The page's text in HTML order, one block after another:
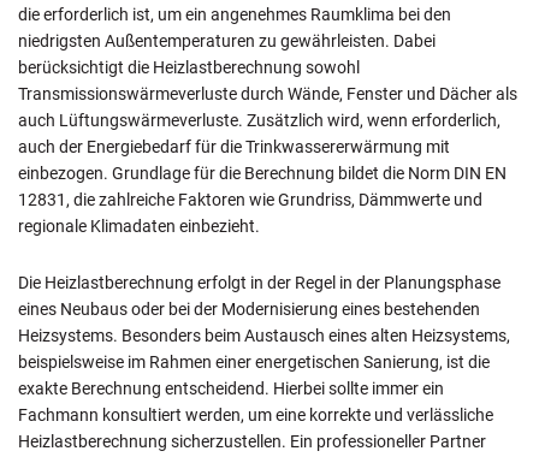
die erforderlich ist, um ein angenehmes Raumklima bei den
niedrigsten Außentemperaturen zu gewährleisten. Dabei
berücksichtigt die Heizlastberechnung sowohl
Transmissionswärmeverluste durch Wände, Fenster und Dächer als
auch Lüftungswärmeverluste. Zusätzlich wird, wenn erforderlich,
auch der Energiebedarf für die Trinkwassererwärmung mit
einbezogen. Grundlage für die Berechnung bildet die Norm DIN EN
12831, die zahlreiche Faktoren wie Grundriss, Dämmwerte und
regionale Klimadaten einbezieht.
Die Heizlastberechnung erfolgt in der Regel in der Planungsphase
eines Neubaus oder bei der Modernisierung eines bestehenden
Heizsystems. Besonders beim Austausch eines alten Heizsystems,
beispielsweise im Rahmen einer energetischen Sanierung, ist die
exakte Berechnung entscheidend. Hierbei sollte immer ein
Fachmann konsultiert werden, um eine korrekte und verlässliche
Heizlastberechnung sicherzustellen. Ein professioneller Partner